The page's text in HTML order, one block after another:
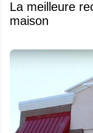
La meilleure
maison